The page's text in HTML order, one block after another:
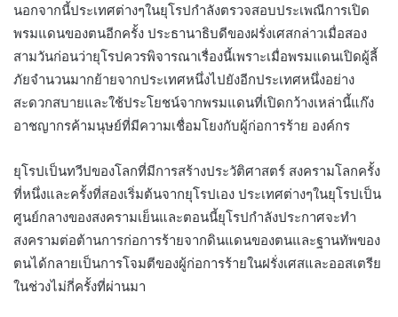
นอกจากนี้ประเทศต่างๆในยุโรปกำลังตรวจสอบประเพณีการเปิด
พรมแดนของตนอีกครั้ง ประธานาธิบดีของฝรั่งเศสกล่าวเมื่อสอง
สามวันก่อนว่ายุโรปควรพิจารณาเรื่องนี้เพราะเมื่อพรมแดนเปิดผู้ลี้
ภัยจำนวนมากย้ายจากประเทศหนึ่งไปยังอีกประเทศหนึ่งอย่าง
สะดวกสบายและใช้ประโยชน์จากพรมแดนที่เปิดกว้างเหล่านี้แก๊ง
อาชญากรค้ามนุษย์ที่มีความเชื่อมโยงกับผู้ก่อการร้าย องค์กร
ยุโรปเป็นทวีปของโลกที่มีการสร้างประวัติศาสตร์ สงครามโลกครั้ง
ที่หนึ่งและครั้งที่สองเริ่มต้นจากยุโรปเอง ประเทศต่างๆในยุโรปเป็น
ศูนย์กลางของสงครามเย็นและตอนนี้ยุโรปกำลังประกาศจะทำ
สงครามต่อต้านการก่อการร้ายจากดินแดนของตนและฐานทัพของ
ตนได้กลายเป็นการโจมตีของผู้ก่อการร้ายในฝรั่งเศสและออสเตรีย
ในช่วงไม่กี่ครั้งที่ผ่านมา